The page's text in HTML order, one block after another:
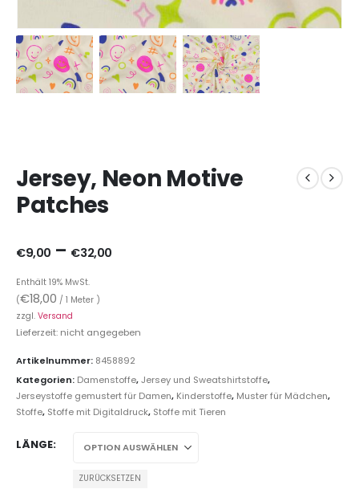
Jersey, Neon Motive
Patches
€9,00 – €32,00
Enthält 19% MwSt.
(€18,00 / 1 Meter )
zzgl. Versand
Lieferzeit: nicht angegeben
Artikelnummer: 8458892
Kategorien: Damenstoffe,Jersey und Sweatshirtstoffe,
Jerseystoffe gemustert für Damen, Kinderstoffe, Muster für Mädchen,
Stoffe, Stoffe mit Digitaldruck, Stoffe mit Tieren
LÄNGE
ZURÜCKSETZEN